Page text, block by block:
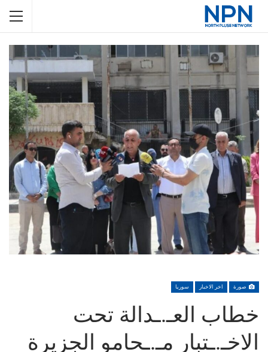
صورة اخر الاخبار سوريا
خطاب العـ.ـدالة تحت
الاخـ.ـتبار مـ.ـحامو الجزيرة